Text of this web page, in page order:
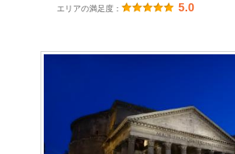
エリアの満足度： 5.0